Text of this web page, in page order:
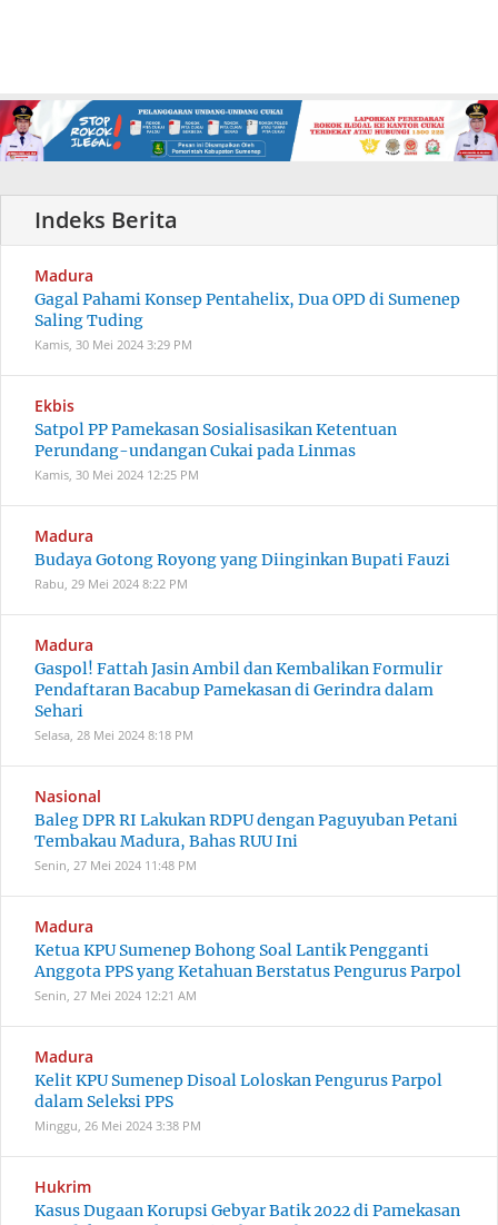
Madura
Gagal Pahami Konsep Pentahelix, Dua OPD di Sumenep
Saling Tuding
Kamis, 30 Mei 2024 3:29 PM
Ekbis
Satpol PP Pamekasan Sosialisasikan Ketentuan
Perundang-undangan Cukai pada Linmas
Kamis, 30 Mei 2024 12:25 PM
Madura
Budaya Gotong Royong yang Diinginkan Bupati Fauzi
Rabu, 29 Mei 2024 8:22 PM
Madura
Gaspol! Fattah Jasin Ambil dan Kembalikan Formulir
Pendaftaran Bacabup Pamekasan di Gerindra dalam
Sehari
Selasa, 28 Mei 2024 8:18 PM
Nasional
Baleg DPR RI Lakukan RDPU dengan Paguyuban Petani
Tembakau Madura, Bahas RUU Ini
Senin, 27 Mei 2024 11:48 PM
Madura
Ketua KPU Sumenep Bohong Soal Lantik Pengganti
Anggota PPS yang Ketahuan Berstatus Pengurus Parpol
Senin, 27 Mei 2024 12:21 AM
Madura
Kelit KPU Sumenep Disoal Loloskan Pengurus Parpol
dalam Seleksi PPS
Minggu, 26 Mei 2024 3:38 PM
Hukrim
Kasus Dugaan Korupsi Gebyar Batik 2022 di Pamekasan